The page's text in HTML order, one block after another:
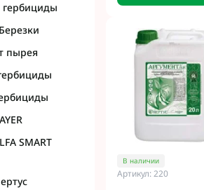
гербициды
пырея
SMART
В наличии
Артикул: 220